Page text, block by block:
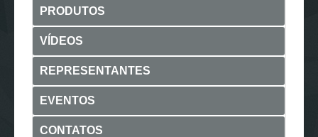
PRODUTOS
VÍDEOS
REPRESENTANTES
EVENTOS
CONTATOS